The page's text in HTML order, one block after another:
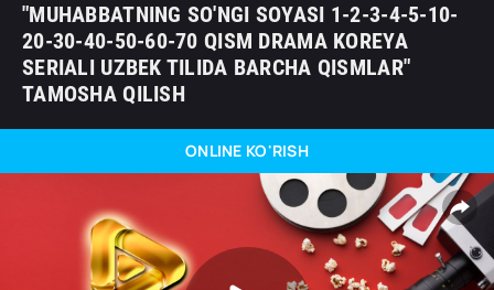
"MUHABBATNING SO'NGI SOYASI 1-2-3-4-5-10-
20-30-40-50-60-70 QISM DRAMA KOREYA
SERIALI UZBEK TILIDA BARCHA QISMLAR"
TAMOSHA QILISH
ONLINE KO'RISH